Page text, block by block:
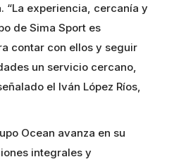
“La experiencia, cercanía y
de Sima Sport es
contar con ellos y seguir
un servicio cercano,
el Iván López Ríos,
Ocean avanza en su
integrales y